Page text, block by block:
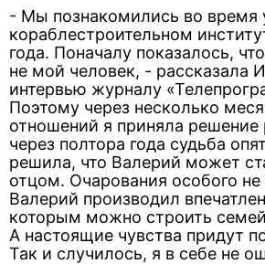
- Мы познакомились во время
кораблестроительном
года. Поначалу показалось,
не мой человек, - рассказала
интервью журналу
Поэтому через несколько
отношений я приняла решение
через полтора года судьба
решила, что Валерий может
отцом. Очарования особого
Валерий производил
которым можно строить
А настоящие чувства придут
Так и случилось, я в себе не